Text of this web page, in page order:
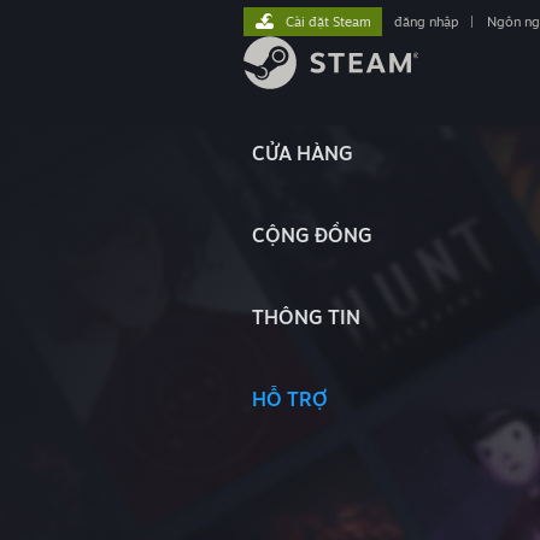
CỬA HÀNG
CỘNG ĐỒNG
THÔNG TIN
HỖ TRỢ
Cài đặt Steam đăng nhập Ngôn